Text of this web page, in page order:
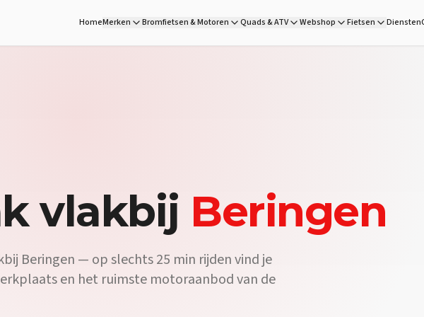
Bij DG Wheels, de motorzaak vlakbij Beringen op 25 min rijden, vind
HomeMerken Bromfietsen & Motoren Quads & ATV Webshop Fietsen Diensten
vlakbij Beringen
Beringen — op slechts 25 min rijden vind je
en het ruimste motoraanbod van de